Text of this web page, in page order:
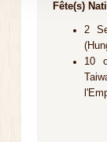
Fête(s)
2
10